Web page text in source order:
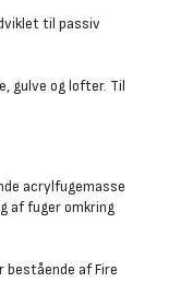
til passiv
gulve og lofter. Til
acrylfugemasse
af fuger omkring
af Fire